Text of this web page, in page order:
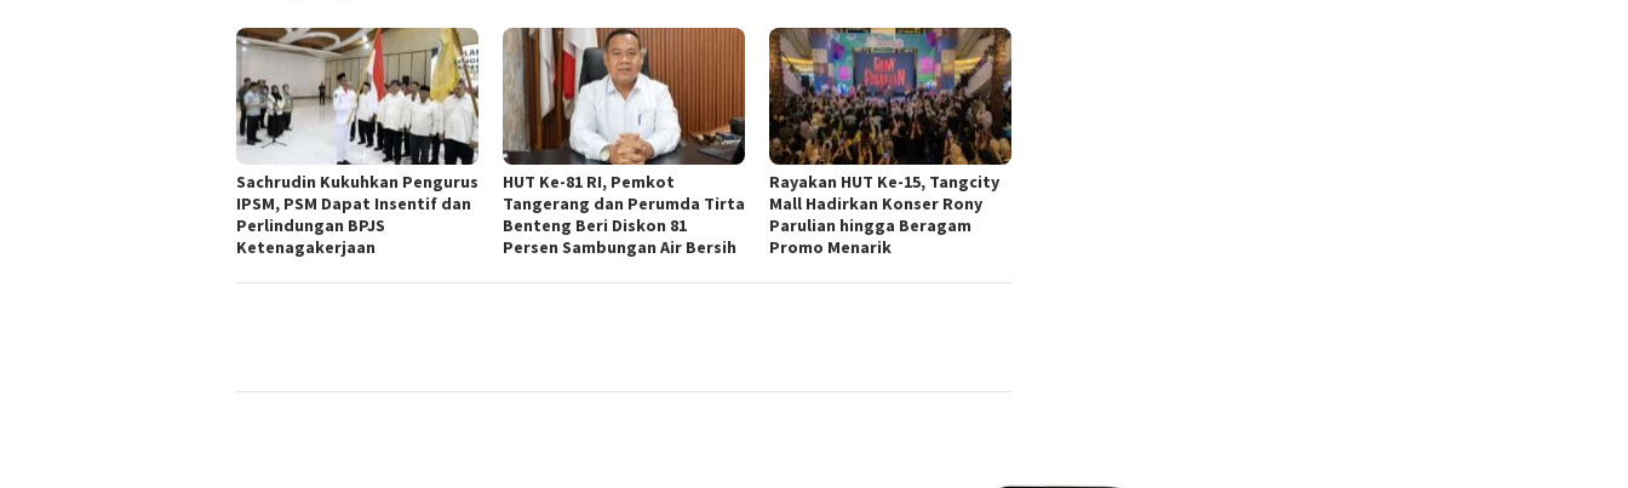
Sachrudin Kukuhkan Pengurus
IPSM, PSM Dapat Insentif dan
Perlindungan BPJS
Ketenagakerjaan
HUT Ke-81 RI, Pemkot
Tangerang dan Perumda Tirta
Benteng Beri Diskon 81
Persen Sambungan Air Bersih
Rayakan HUT Ke-15, Tangcity
Mall Hadirkan Konser Rony
Parulian hingga Beragam
Promo Menarik